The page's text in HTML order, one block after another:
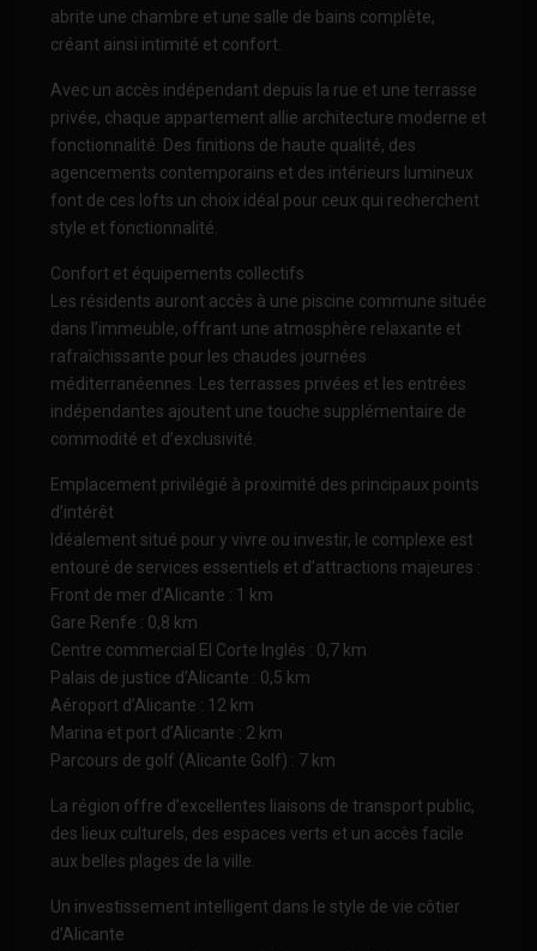
abrite une chambre et une salle de bains complète,
créant ainsi intimité et confort.
Avec un accès indépendant depuis la rue et une terrasse
privée, chaque appartement allie architecture moderne et
fonctionnalité. Des finitions de haute qualité, des
agencements contemporains et des intérieurs lumineux
font de ces lofts un choix idéal pour ceux qui recherchent
style et fonctionnalité.
Confort et équipements collectifs
Les résidents auront accès à une piscine commune située
dans l’immeuble, offrant une atmosphère relaxante et
rafraîchissante pour les chaudes journées
méditerranéennes. Les terrasses privées et les entrées
indépendantes ajoutent une touche supplémentaire de
commodité et d’exclusivité.
Emplacement privilégié à proximité des principaux points
d’intérêt
Idéalement situé pour y vivre ou investir, le complexe est
entouré de services essentiels et d’attractions majeures :
Front de mer d’Alicante : 1 km
Gare Renfe : 0,8 km
Centre commercial El Corte Inglés : 0,7 km
Palais de justice d’Alicante : 0,5 km
Aéroport d’Alicante : 12 km
Marina et port d’Alicante : 2 km
Parcours de golf (Alicante Golf) : 7 km
La région offre d’excellentes liaisons de transport public,
des lieux culturels, des espaces verts et un accès facile
aux belles plages de la ville.
Un investissement intelligent dans le style de vie côtier
d’Alicante